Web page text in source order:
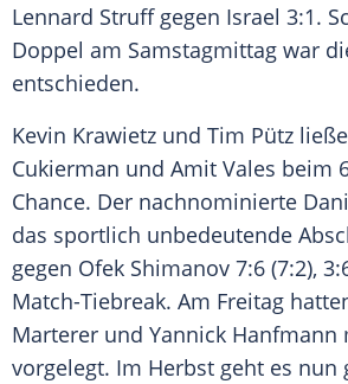
Lennard Struff gegen Israel 3:1.
Doppel am Samstagmittag war
entschieden.
Kevin Krawietz und Tim Pütz
Cukierman und Amit Vales beim
Chance. Der nachnominierte
das sportlich unbedeutende
gegen Ofek Shimanov 7:6 (7:2),
Match-Tiebreak. Am Freitag
Marterer und Yannick Hanfmann
vorgelegt. Im Herbst geht es nun